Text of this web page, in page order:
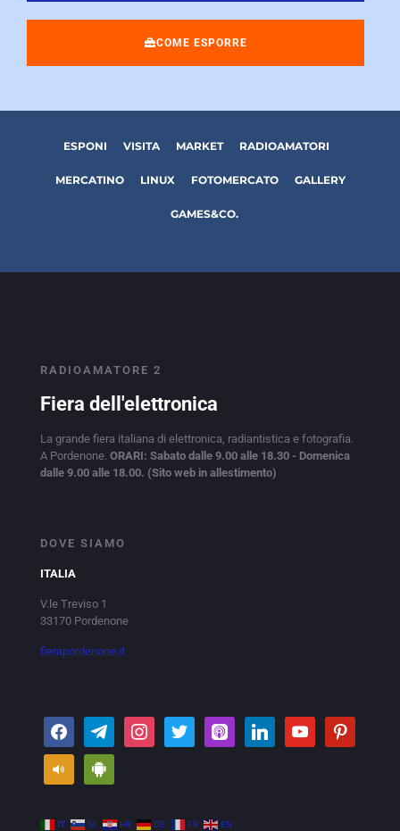
COME ESPORRE
ESPONI VISITA MARKET RADIOAMATORI
MERCATINO LINUX FOTOMERCATO GALLERY
GAMES&CO.
RADIOAMATORE 2
Fiera dell'elettronica
La grande fiera italiana di elettronica, radiantistica e fotografia.
A Pordenone. ORARI: Sabato dalle 9.00 alle 18.30 - Domenica
dalle 9.00 alle 18.00. (Sito web in allestimento)
DOVE SIAMO
ITALIA
V.le Treviso 1
33170 Pordenone
fierapordenone.it
IT SL HR DE FR EN